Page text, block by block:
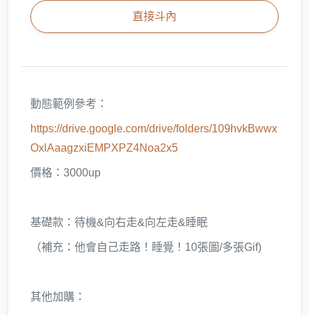
直接斗內
動態範例參考：
https://drive.google.com/drive/folders/109hvkBwwx
OxlAaagzxiEMPXPZ4Noa2x5
價格：3000up
基礎款：待機&向右走&向左走&睡眠
（補充：他會自己走路！睡覺！10張圖/多張Gif)
其他加購：